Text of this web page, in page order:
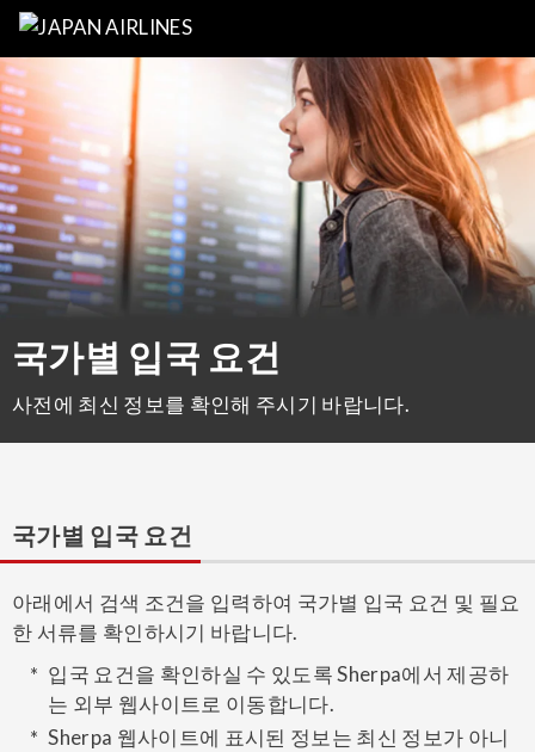
국가별 입국 요건
사전에 최신 정보를 확인해 주시기 바랍니다.
국가별 입국 요건
아래에서 검색 조건을 입력하여 국가별 입국 요건 및 필요
한 서류를 확인하시기 바랍니다.
입국 요건을 확인하실 수 있도록 Sherpa에서 제공하
는 외부 웹사이트로 이동합니다.
Sherpa 웹사이트에 표시된 정보는 최신 정보가 아니